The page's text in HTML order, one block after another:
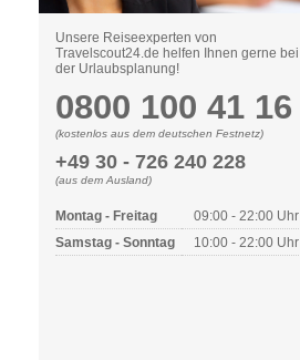
Unsere Reiseexperten von
Travelscout24.de helfen Ihnen gerne bei
der Urlaubsplanung!
0800 100 41 16
(kostenlos aus dem deutschen Festnetz)
+49 30 - 726 240 228
(aus dem Ausland)
Montag - Freitag
09:00 - 22:00 Uhr
Samstag - Sonntag
10:00 - 22:00 Uhr